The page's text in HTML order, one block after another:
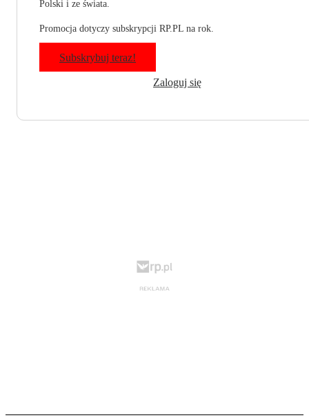
Polski i ze świata.
Promocja dotyczy subskrypcji RP.PL na rok.
Subskrybuj teraz!
Zaloguj się